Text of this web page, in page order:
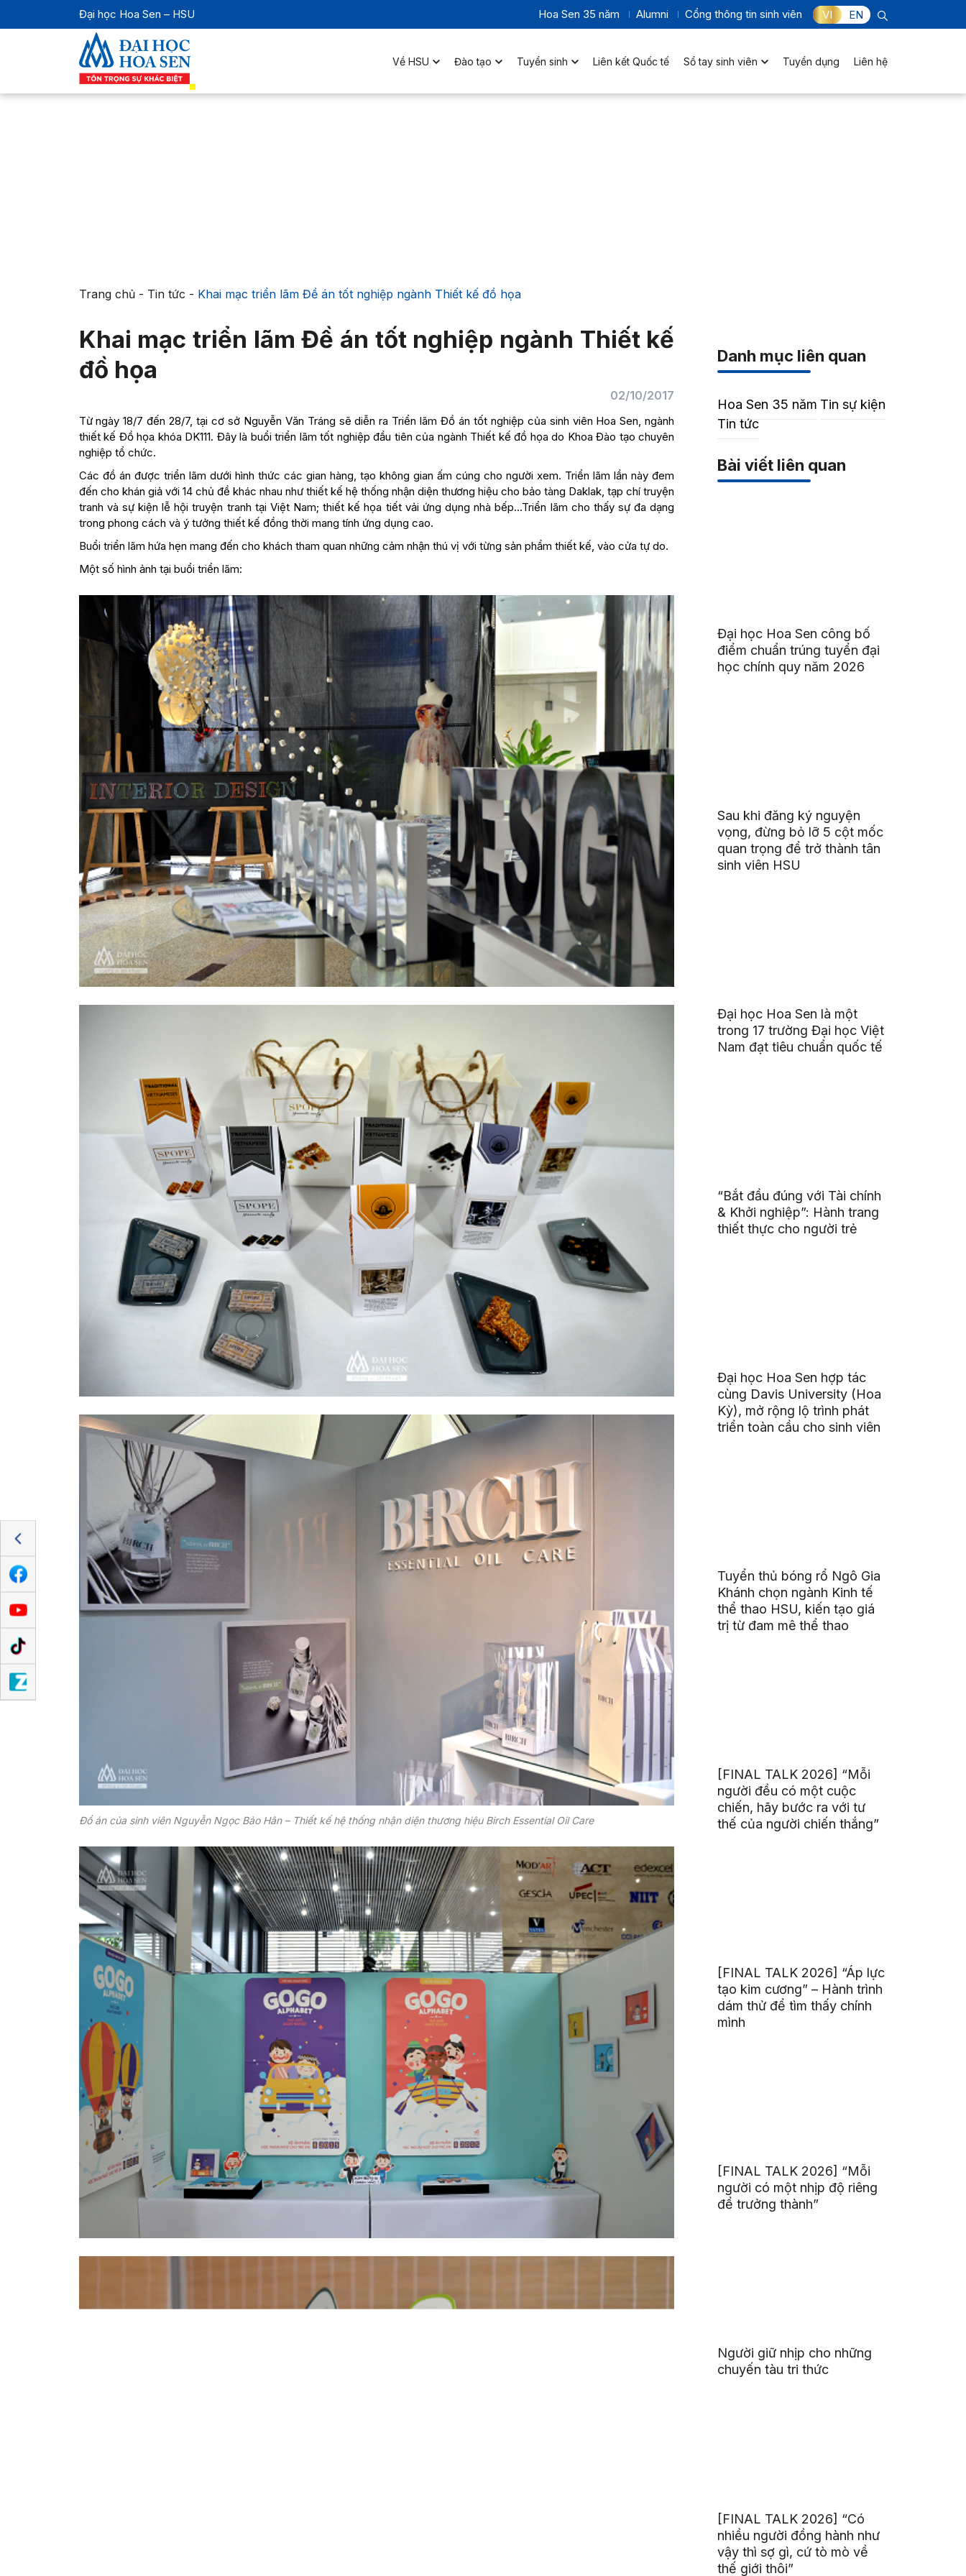
Đại học Hoa Sen – HSU Hoa Sen 35 năm Alumni Cổng thông tin sinh viên VI EN
Về HSU Đào tạo Tuyển sinh Liên kết Quốc tế Sổ tay sinh viên Tuyển dụng Liên hệ
Trang chủ- Tin tức - Khai mạc triển lãm Đề án tốt nghiệp ngành Thiết kế đồ họa
Khai mạc triển lãm Đề án tốt nghiệp ngành Thiết kế
đồ họa
02/10/2017
Từ ngày 18/7 đến 28/7, tại cơ sở Nguyễn Văn Tráng sẽ diễn ra Triển lãm Đồ án tốt nghiệp của sinh viên Hoa Sen, ngành
thiết kế Đồ họa khóa DK111. Đây là buổi triển lãm tốt nghiệp đầu tiên của ngành Thiết kế đồ họa do Khoa Đào tạo chuyên
nghiệp tổ chức.
Các đồ án được triển lãm dưới hình thức các gian hàng, tạo không gian ấm cúng cho người xem. Triển lãm lần này đem
đến cho khán giả với 14 chủ đề khác nhau như thiết kế hệ thống nhận diện thương hiệu cho bảo tàng Daklak, tạp chí truyện
tranh và sự kiện lễ hội truyện tranh tại Việt Nam; thiết kế họa tiết vải ứng dụng nhà bếp…Triển lãm cho thấy sự đa dạng
trong phong cách và ý tưởng thiết kế đồng thời mang tính ứng dụng cao.
Buổi triển lãm hứa hẹn mang đến cho khách tham quan những cảm nhận thú vị với từng sản phẩm thiết kế, vào cửa tự do.
Một số hình ảnh tại buổi triển lãm:
Đồ án của sinh viên Nguyễn Ngọc Bảo Hân – Thiết kế hệ thống nhận diện thương hiệu Birch Essential Oil Care
Danh mục liên quan
Hoa Sen 35 năm Tin sự kiện
Tin tức
Bài viết liên quan
Đại học Hoa Sen công bố
điểm chuẩn trúng tuyển đại
học chính quy năm 2026
Sau khi đăng ký nguyện
vọng, đừng bỏ lỡ 5 cột mốc
quan trọng để trở thành tân
sinh viên HSU
Đại học Hoa Sen là một
trong 17 trường Đại học Việt
Nam đạt tiêu chuẩn quốc tế
“Bắt đầu đúng với Tài chính
& Khởi nghiệp”: Hành trang
thiết thực cho người trẻ
Đại học Hoa Sen hợp tác
cùng Davis University (Hoa
Kỳ), mở rộng lộ trình phát
triển toàn cầu cho sinh viên
Tuyển thủ bóng rổ Ngô Gia
Khánh chọn ngành Kinh tế
thể thao HSU, kiến tạo giá
trị từ đam mê thể thao
[FINAL TALK 2026] “Mỗi
người đều có một cuộc
chiến, hãy bước ra với tư
thế của người chiến thắng”
[FINAL TALK 2026] “Áp lực
tạo kim cương” – Hành trình
dám thử để tìm thấy chính
mình
[FINAL TALK 2026] “Mỗi
người có một nhịp độ riêng
để trưởng thành”
Người giữ nhịp cho những
chuyến tàu tri thức
[FINAL TALK 2026] “Có
nhiều người đồng hành như
vậy thì sợ gì, cứ tò mò về
thế giới thôi”